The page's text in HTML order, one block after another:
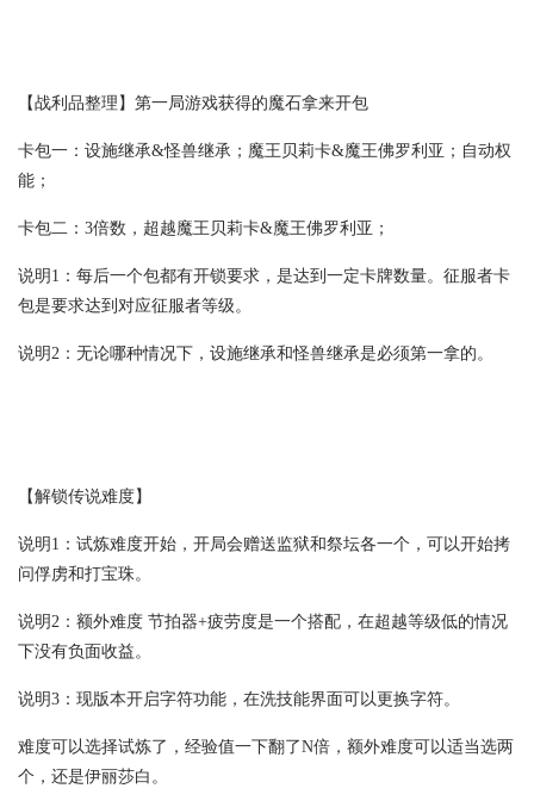
【战利品整理】第一局游戏获得的魔石拿来开包
卡包一：设施继承&怪兽继承；魔王贝莉卡&魔王佛罗利亚；自动权
能；
卡包二：3倍数，超越魔王贝莉卡&魔王佛罗利亚；
说明1：每后一个包都有开锁要求，是达到一定卡牌数量。征服者卡
包是要求达到对应征服者等级。
说明2：无论哪种情况下，设施继承和怪兽继承是必须第一拿的。
【解锁传说难度】
说明1：试炼难度开始，开局会赠送监狱和祭坛各一个，可以开始拷
问俘虏和打宝珠。
说明2：额外难度 节拍器+疲劳度是一个搭配，在超越等级低的情况
下没有负面收益。
说明3：现版本开启字符功能，在洗技能界面可以更换字符。
难度可以选择试炼了，经验值一下翻了N倍，额外难度可以适当选两
个，还是伊丽莎白。